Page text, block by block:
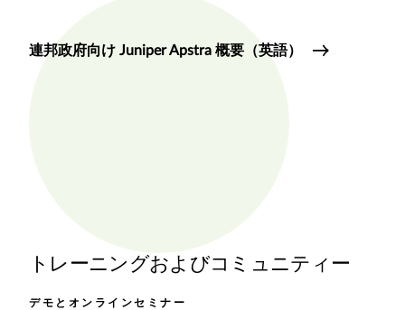
トレーニングおよびコミュニティー
デモとオンラインセミナー
連邦政府向け Juniper Apstra 概要（英語）